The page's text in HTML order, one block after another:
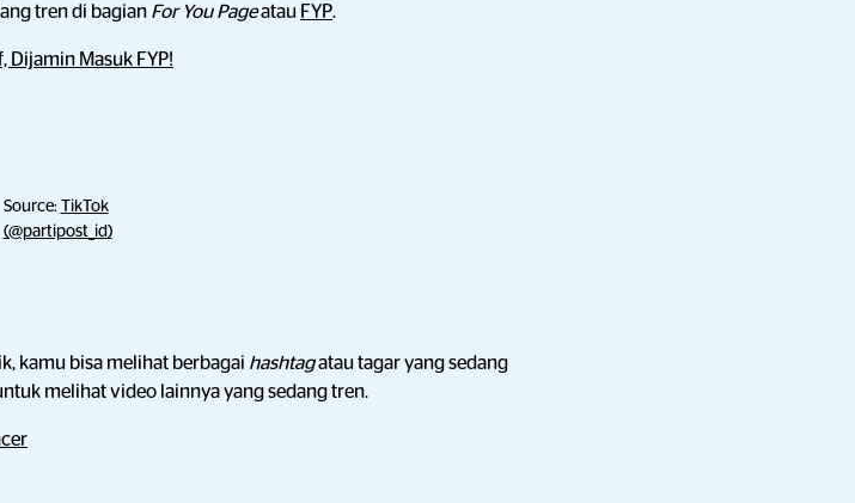
tren di bagian For You Pageatau FYP.
Dijamin Masuk FYP!
Source: TikTok
(@partipost_id)
kamu bisa melihat berbagai hashtagatau tagar yang sedang
melihat video lainnya yang sedang tren.